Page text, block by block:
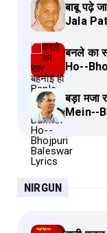
बाबू पढ़े
Jala
बनले का सार बहनोई
Ho--
बड़ा मजा
Mein--
NIRGUN